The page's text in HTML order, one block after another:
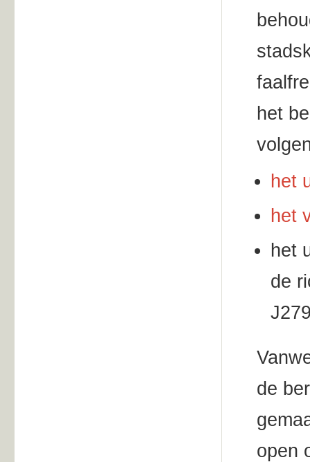
het
het
het
het
de
de
open